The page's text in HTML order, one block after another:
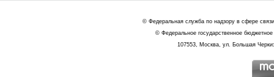
© Федеральная служба по надзору в сфере
© Федеральное государственное
107553, Москва, ул. Большая